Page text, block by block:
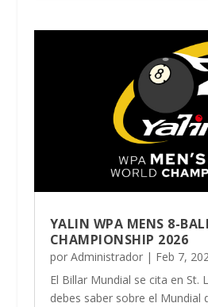
YALIN WPA MENS 8-
CHAMPIONSHIP 2026
por Administrador| Feb 7,
El Billar Mundial se cita en St.
debes saber sobre el Mundial